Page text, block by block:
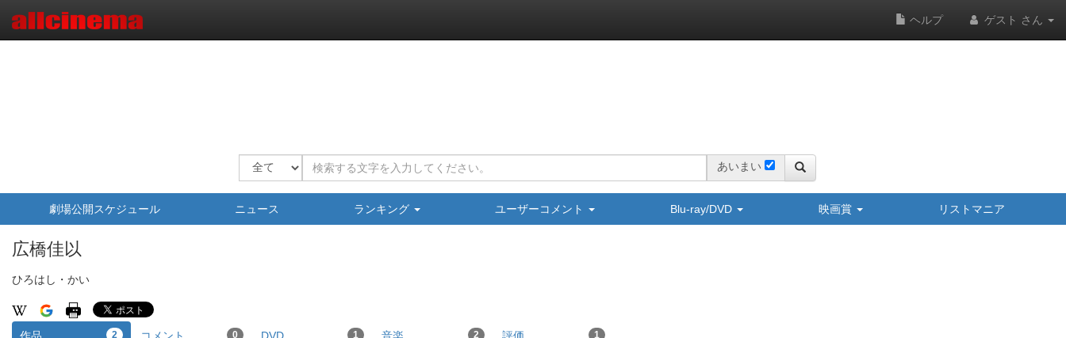
ヘルプ ゲスト さん
あいまい
劇場公開スケジュール ニュース ランキング ユーザーコメント Blu-ray/DVD 映画賞 リストマニア
広橋佳以
ひろはし・かい
2 0 1 2 1